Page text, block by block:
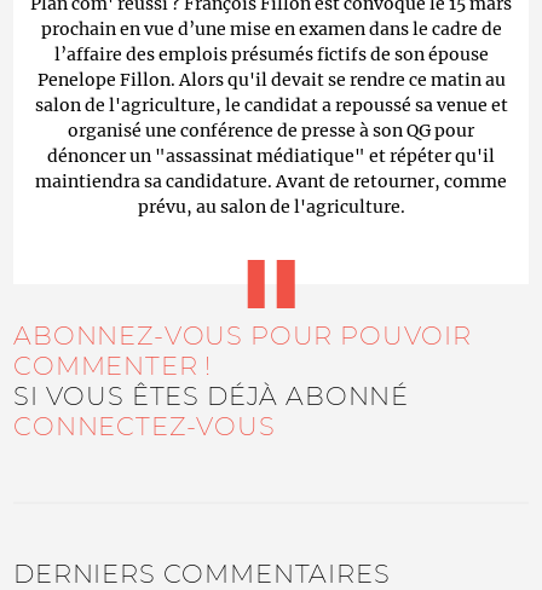
prochain en vue d’une mise en examen dans le cadre de
l’affaire des emplois présumés fictifs de son épouse
Penelope Fillon. Alors qu'il devait se rendre ce matin au
salon de l'agriculture, le candidat a repoussé sa venue et
organisé une conférence de presse à son QG pour
dénoncer un "assassinat médiatique" et répéter qu'il
maintiendra sa candidature. Avant de retourner, comme
prévu, au salon de l'agriculture.
ABONNEZ-VOUS POUR POUVOIR
COMMENTER !
SI VOUS ÊTES DÉJÀ ABONNÉ
CONNECTEZ-VOUS
DERNIERS COMMENTAIRES